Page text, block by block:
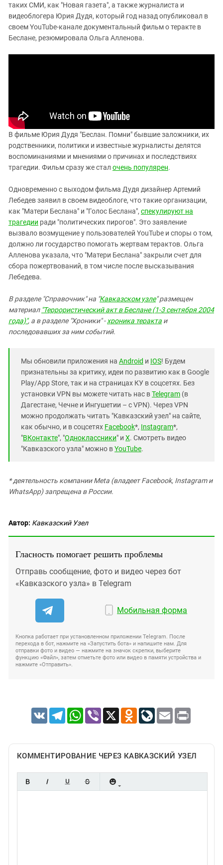
таких СМИ, как "Новая газета", а также журналиста и
видеоблогера Юрия Дудя, который год назад опубликовал в
своем YouTube-каналедокументальный фильм о теракте в
Беслане, резюмировала Ольга Алленова.
В фильме Юрия Дудя "Беслан. Помни" бывшие заложники, их
родственники, политики и известные журналисты делятся
воспоминаниями и мнениями о причинах и последствиях
трагедии. Фильм сразу же стал очень популярен.
Одновременно с выходом фильма Дудя дизайнер Артемий
Лебедев заявил в своем видеоблоге, что такие организации,
как "Матери Беслана" и "Голос Беслана", спекулируют на
трагедии ради "политических пирогов". Это заявление
вызвало возмущение у пользователей YouTube и споры о том,
должно ли государство помогать жертвам терактов. Ольга
Алленова указала, что "Матери Беслана" закрыли счет для
сбора пожертвований, в том числе после высказывания
Лебедева.
В разделе "Справочник" на "Кавказском узле" размещен
материал "Террористический акт в Беслане (1-3 сентября 2004
года)", а в разделе "Хроники" -хроника теракта и
последовавших за ним событий.
Мы обновили приложения на Android и IOS! Будем
признательны за критику, идеи по развитию как в Google
Play/App Store, так и на страницах КУ в соцсетях. Без
установки VPN вы можете читать нас вTelegram (в
Дагестане, Чечне и Ингушетии – с VPN). Через VPN
можно продолжать читать "Кавказский узел" на сайте,
как обычно, и в соцсетях Facebook*, Instagram*,
"ВКонтакте", "Одноклассники" и X. Смотреть видео
"Кавказского узла" можно вYouTube.
* деятельность компании Meta (владеет Facebook, Instagram и
WhatsApp) запрещена в России.
Автор: Кавказский Узел
Гласность помогает решить проблемы
Отправь сообщение, фото и видео через бот
«Кавказского узла» в Telegram
Мобильная форма
Кнопка работает при установленном приложении Telegram. После
перехода в бот, нажмите на «Запустить бота» и напишите нам. Для
отправки фото и видео — нажмите на значок скрепки, выберите
функцию «Файл», затем отметьте фото или видео в памяти устройства и
нажмите «Отправить».
VK TelegramWhatsApp
Viber X Odnoklassniki
LiveJournal
Email Print
КОММЕНТИРОВАНИЕ ЧЕРЕЗ КАВКАЗСКИЙ УЗЕЛ